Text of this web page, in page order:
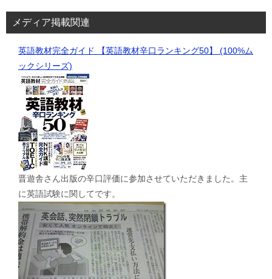
メディア掲載関連
英語教材完全ガイド 【英語教材辛口ランキング50】 (100%ム
ックシリーズ)
晋遊舎さん出版の辛口評価に参加させていただきました。主
に英語試験に関してです。